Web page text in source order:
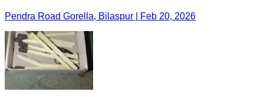
Pendra Road Gorella, Bilaspur | Feb 20, 2026